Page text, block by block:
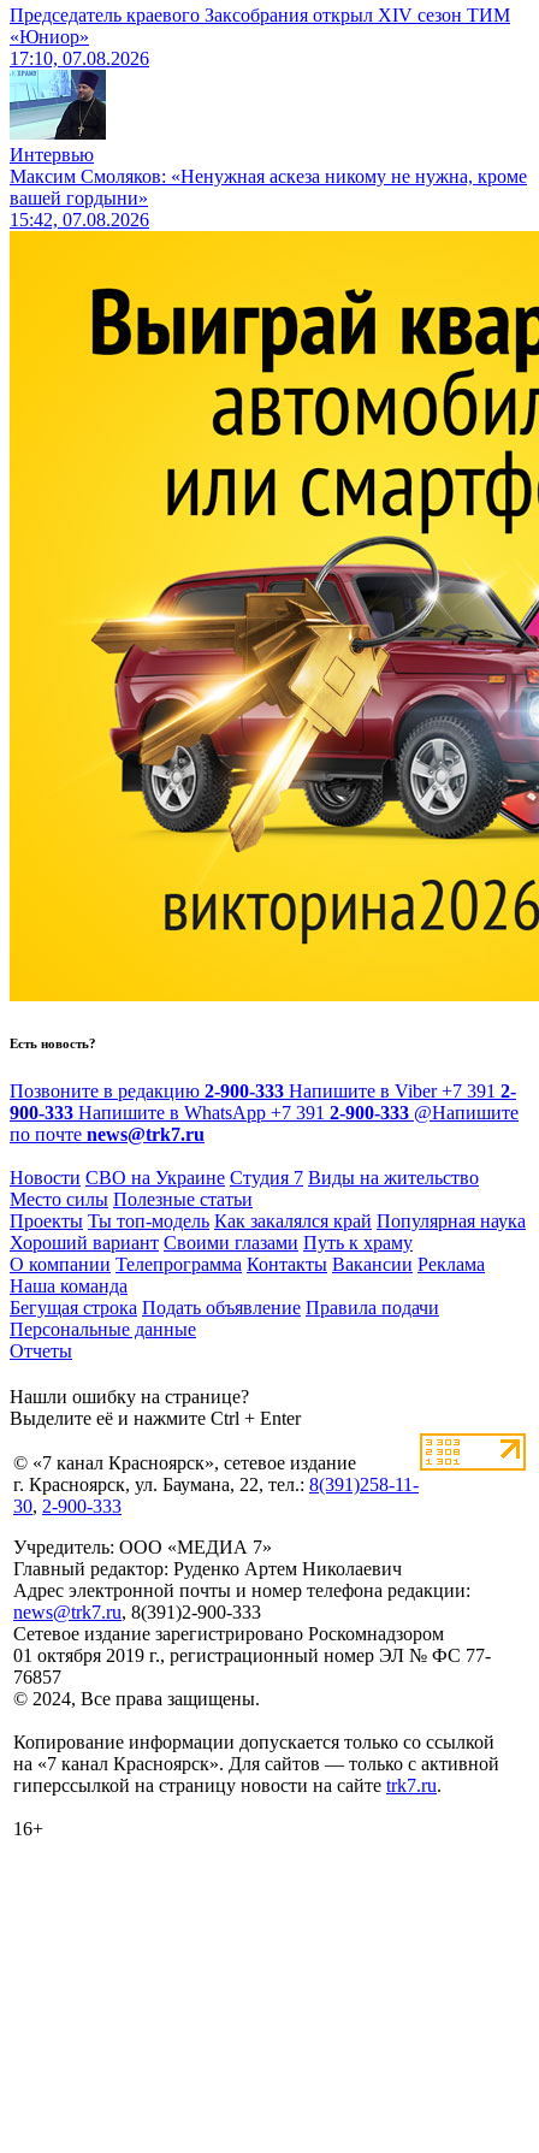
Председатель краевого Заксобрания открыл XIV сезон ТИМ
«Юниор»
17:10, 07.08.2026
Интервью
Максим Смоляков: «Ненужная аскеза никому не нужна, кроме
вашей гордыни»
15:42, 07.08.2026
Есть новость?
Позвоните в редакцию 2-900-333 Напишите в Viber +7 391 2-
900-333 Напишите в WhatsApp +7 391 2-900-333 @Напишите
по почте news@trk7.ru
Новости СВО на Украине Студия 7 Виды на жительство
Место силы Полезные статьи
Проекты Ты топ-модель Как закалялся край Популярная наука
Хороший вариант Своими глазами Путь к храму
О компании Телепрограмма Контакты Вакансии Реклама
Наша команда
Бегущая строка Подать объявление Правила подачи
Персональные данные
Отчеты
Нашли ошибку на странице?
Выделите её и нажмите Ctrl + Enter
© «7 канал Красноярск», сетевое издание
г. Красноярск, ул. Баумана, 22, тел.: 8(391)258-11-
30, 2-900-333
Учредитель: ООО «МЕДИА 7»
Главный редактор: Руденко Артем Николаевич
Адрес электронной почты и номер телефона редакции:
news@trk7.ru, 8(391)2-900-333
Сетевое издание зарегистрировано Роскомнадзором
01 октября 2019 г., регистрационный номер ЭЛ № ФС 77-
76857
© 2024, Все права защищены.
Копирование информации допускается только со ссылкой
на «7 канал Красноярск». Для сайтов — только с активной
гиперссылкой на страницу новости на сайте trk7.ru.
16+